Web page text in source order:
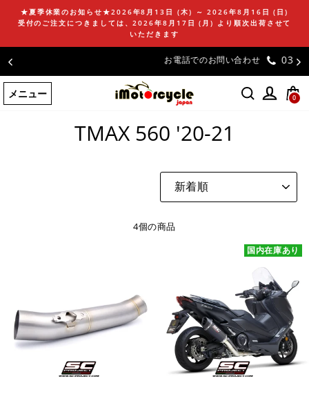
ン
ツ
に
ス
キ
★夏季休業のお知らせ★2026年8月13日 (木) ～ 2026年8月16日 (日)
受付のご注文につきましては、2026年8月17日 (月) より順次出荷させて
いただきます
お電話でのお問い合わせ 03-5981-9624
メニュー 0
ホームページ /TMAX 560 '20-21
TMAX 560 '20-21
並
替
4個の商品
国内在庫あり